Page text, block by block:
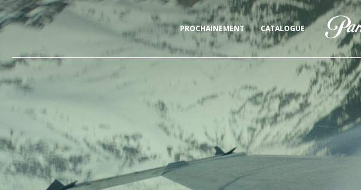
PROCHAINEMENT CATALOGUE